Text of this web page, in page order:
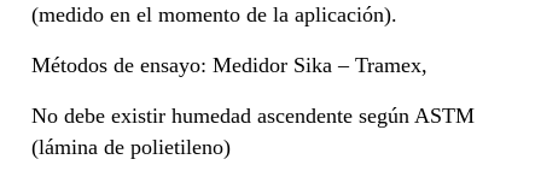
(medido en el momento de la aplicación).
Métodos de ensayo: Medidor Sika – Tramex,
No debe existir humedad ascendente según ASTM
(lámina de polietileno)